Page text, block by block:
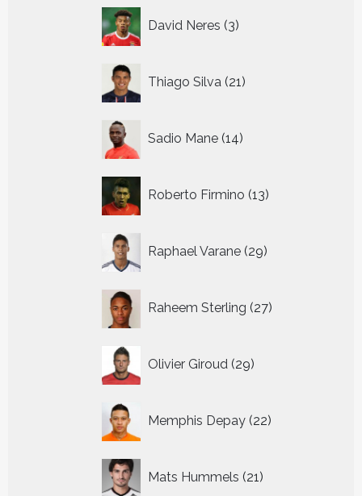
David Neres 3
producten
Thiago Silva 21
producten
Sadio Mane 14
producten
Roberto Firmino 13
producten
Raphael Varane 29
producten
Raheem Sterling 27
producten
Olivier Giroud 29
producten
Memphis Depay 22
producten
Mats Hummels 21
producten